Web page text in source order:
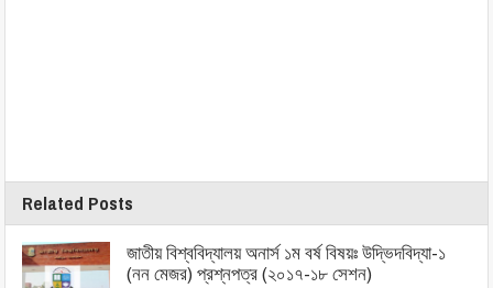
Related Posts
জাতীয় বিশ্ববিদ্যালয় অনার্স ১ম বর্ষ বিষয়ঃ উদ্ভিদবিদ্যা-১
(নন মেজর) প্রশ্নপত্র (২০১৭-১৮ সেশন)